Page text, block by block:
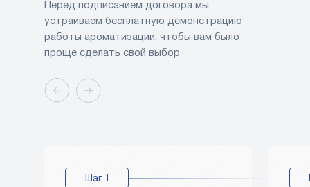
Перед подписанием договора мы
устраиваем бесплатную демонстрацию
работы ароматизации, чтобы вам было
проще сделать свой выбор
Шаг 1